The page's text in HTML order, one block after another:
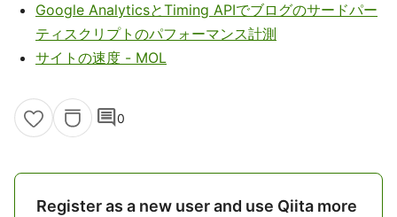
Google AnalyticsとTiming APIでブログのサードパー
ティスクリプトのパフォーマンス計測
サイトの速度 - MOL
comment0
Register as a new user and use Qiita more